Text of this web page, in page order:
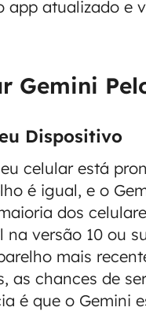
atualizado e
Gemini
Dispositivo
celular está
é igual, e o
dos
versão 10 ou
mais
as chances de
é que o Gemini